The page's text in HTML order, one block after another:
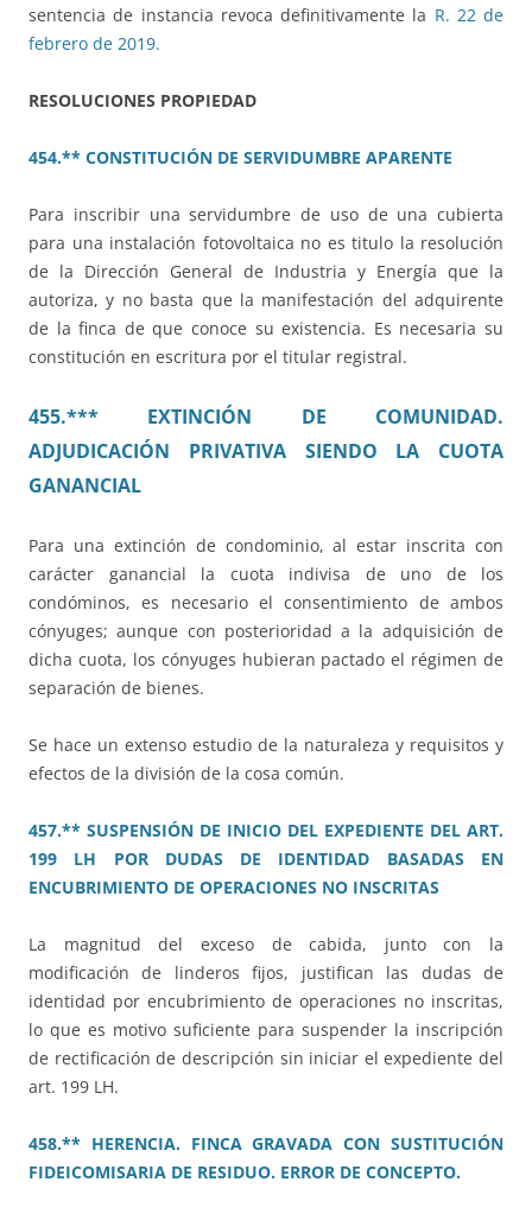
sentencia de instancia revoca definitivamente la R. 22 de
febrero de 2019.
RESOLUCIONES PROPIEDAD
454.** CONSTITUCIÓN DE SERVIDUMBRE APARENTE
Para inscribir una servidumbre de uso de una cubierta
para una instalación fotovoltaica no es titulo la resolución
de la Dirección General de Industria y Energía que la
autoriza, y no basta que la manifestación del adquirente
de la finca de que conoce su existencia. Es necesaria su
constitución en escritura por el titular registral.
455.*** EXTINCIÓN DE COMUNIDAD.
ADJUDICACIÓN PRIVATIVA SIENDO LA CUOTA
GANANCIAL
Para una extinción de condominio, al estar inscrita con
carácter ganancial la cuota indivisa de uno de los
condóminos, es necesario el consentimiento de ambos
cónyuges; aunque con posterioridad a la adquisición de
dicha cuota, los cónyuges hubieran pactado el régimen de
separación de bienes.
Se hace un extenso estudio de la naturaleza y requisitos y
efectos de la división de la cosa común.
457.** SUSPENSIÓN DE INICIO DEL EXPEDIENTE DEL ART.
199 LH POR DUDAS DE IDENTIDAD BASADAS EN
ENCUBRIMIENTO DE OPERACIONES NO INSCRITAS
La magnitud del exceso de cabida, junto con la
modificación de linderos fijos, justifican las dudas de
identidad por encubrimiento de operaciones no inscritas,
lo que es motivo suficiente para suspender la inscripción
de rectificación de descripción sin iniciar el expediente del
art. 199 LH.
458.** HERENCIA. FINCA GRAVADA CON SUSTITUCIÓN
FIDEICOMISARIA DE RESIDUO. ERROR DE CONCEPTO.